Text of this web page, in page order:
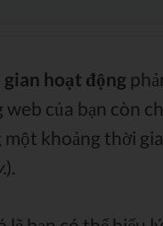
hoạt động
của bạn còn
khoảng thời
).